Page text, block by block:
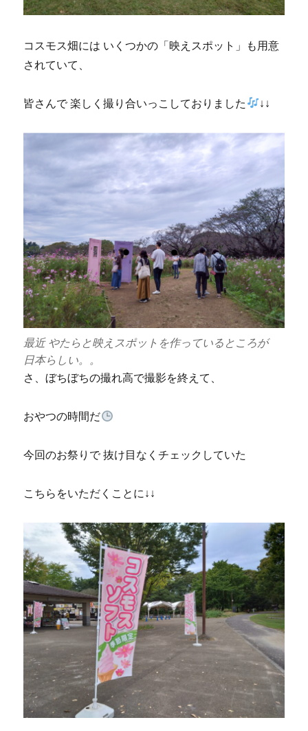
コスモス畑には いくつかの「映えスポット」も用意
されていて、
皆さんで 楽しく撮り合いっこしておりました ↓↓
最近 やたらと映えスポットを作っているところが
日本らしい。。
さ、ぼちぼちの撮れ高で撮影を終えて、
おやつの時間だ
今回のお祭りで 抜け目なくチェックしていた
こちらをいただくことに↓↓